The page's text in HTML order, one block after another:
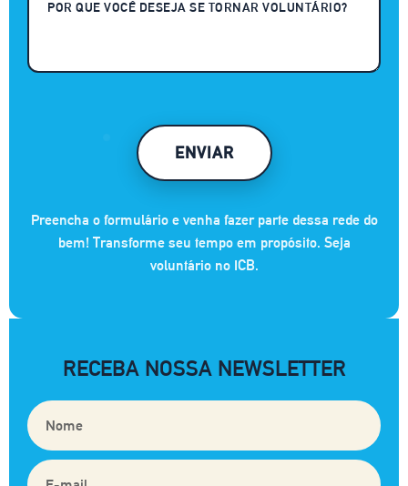
ENVIAR
Preencha o formulário e venha fazer parte dessa rede do
bem! Transforme seu tempo em propósito. Seja
voluntário no ICB.
RECEBA NOSSA NEWSLETTER